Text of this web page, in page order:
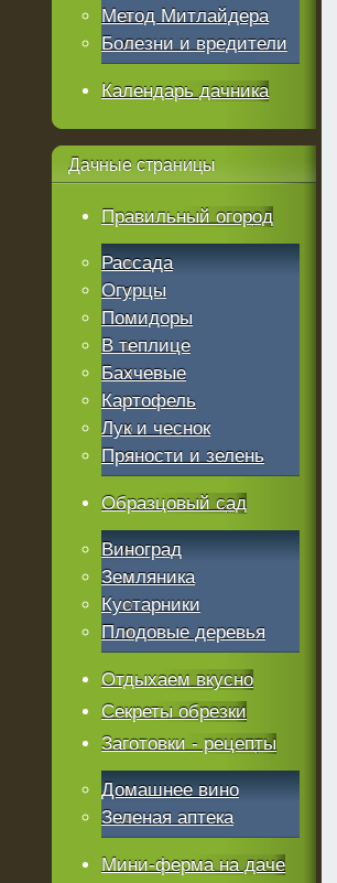
Метод Митлайдера
Болезни и вредители
Календарь дачника
Дачные страницы
Правильный огород
Рассада
Огурцы
Помидоры
В теплице
Бахчевые
Картофель
Лук и чеснок
Пряности и зелень
Образцовый сад
Виноград
Земляника
Кустарники
Плодовые деревья
Отдыхаем вкусно
Секреты обрезки
Заготовки - рецепты
Домашнее вино
Зеленая аптека
Мини-ферма на даче